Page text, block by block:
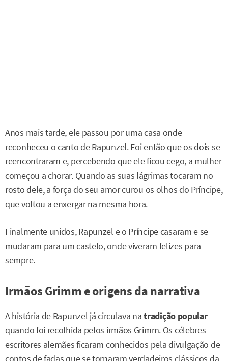
Anos mais tarde, ele passou por uma casa onde
reconheceu o canto de Rapunzel. Foi então que os dois se
reencontraram e, percebendo que ele ficou cego, a mulher
começou a chorar. Quando as suas lágrimas tocaram no
rosto dele, a força do seu amor curou os olhos do Príncipe,
que voltou a enxergar na mesma hora.
Finalmente unidos, Rapunzel e o Príncipe casaram e se
mudaram para um castelo, onde viveram felizes para
sempre.
Irmãos Grimm e origens da narrativa
A história de Rapunzel já circulava natradição popular
quando foi recolhida pelos irmãos Grimm. Os célebres
escritores alemães ficaram conhecidos pela divulgação de